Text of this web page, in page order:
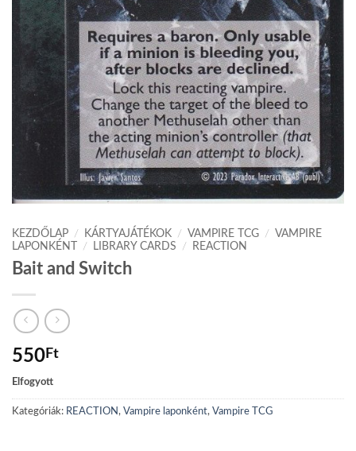
KEZDŐLAP / KÁRTYAJÁTÉKOK / VAMPIRE TCG / VAMPIRE
LAPONKÉNT
/ LIBRARY CARDS / REACTION
Bait and Switch
550Ft
Elfogyott
Kategóriák: REACTION , Vampire laponként, Vampire TCG